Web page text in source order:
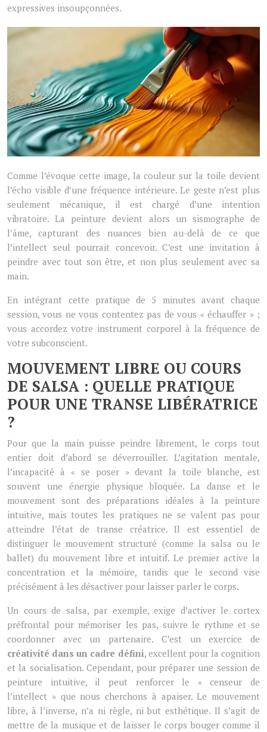
expressives insoupçonnées.
Comme l’évoque cette image, la couleur sur la toile devient
l’écho visible d’une fréquence intérieure. Le geste n’est plus
seulement mécanique, il est chargé d’une intention
vibratoire. La peinture devient alors un sismographe de
l’âme, capturant des nuances bien au-delà de ce que
l’intellect seul pourrait concevoir. C’est une invitation à
peindre avec tout son être, et non plus seulement avec sa
main.
En intégrant cette pratique de 5 minutes avant chaque
session, vous ne vous contentez pas de vous « échauffer » ;
vous accordez votre instrument corporel à la fréquence de
votre subconscient.
MOUVEMENT LIBRE OU COURS
DE SALSA : QUELLE PRATIQUE
POUR UNE TRANSE LIBÉRATRICE
?
Pour que la main puisse peindre librement, le corps tout
entier doit d’abord se déverrouiller. L’agitation mentale,
l’incapacité à « se poser » devant la toile blanche, est
souvent une énergie physique bloquée. La danse et le
mouvement sont des préparations idéales à la peinture
intuitive, mais toutes les pratiques ne se valent pas pour
atteindre l’état de transe créatrice. Il est essentiel de
distinguer le mouvement structuré (comme la salsa ou le
ballet) du mouvement libre et intuitif. Le premier active la
concentration et la mémoire, tandis que le second vise
précisément à les désactiver pour laisser parler le corps.
Un cours de salsa, par exemple, exige d’activer le cortex
préfrontal pour mémoriser les pas, suivre le rythme et se
coordonner avec un partenaire. C’est un exercice de
créativité dans un cadre défini, excellent pour la cognition
et la socialisation. Cependant, pour préparer une session de
peinture intuitive, il peut renforcer le « censeur de
l’intellect » que nous cherchons à apaiser. Le mouvement
libre, à l’inverse, n’a ni règle, ni but esthétique. Il s’agit de
mettre de la musique et de laisser le corps bouger comme il